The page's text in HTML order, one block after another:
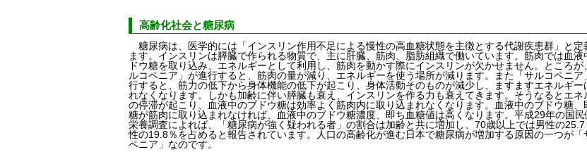
高齢化社会と糖尿病
糖尿病は、医学的には「インスリン作用不足による慢性の高血糖状態を主徴とする代謝疾患群」と定
ます。インスリンは膵臓で作られる物質で、主に肝臓、筋肉、脂肪組織で働いています。筋肉では血液
ドウ糖を取り込み、エネルギーとして利用し、筋肉を動かす際にインスリンが欠かせません。ところが
ルコペニア」が進行すると、筋肉の量が減り、エネルギーを使う場所が減ります。また「サルコペニア
行すると、筋力の低下から身体機能の低下が起こり、身体活動そのものが減少し、ますますエネルギー
れなくなります。しかも加齢に伴い膵臓も衰え、インスリンを作る力も衰えてきます。そうなるとエネ
の停滞が起こり、血液中のブドウ糖は効率よく筋肉内に取り込まれなくなります。血液中のブドウ糖、
糖が筋肉に取り込まれなければ、血液中のブドウ糖濃度、即ち血糖値は高くなります。平成29年の国民
栄養調査によれば、「糖尿病が強く疑われる者」の割合は加齢と共に増加し、70歳以上では男性の
性の19.8％を占めると報告されています。人口の高齢化が進む日本で糖尿病が増加する原因の一つが「
ペニア」なのです。